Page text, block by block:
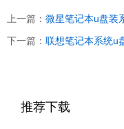
上一篇： 微星笔记本u盘装
下一篇： 联想笔记本系统u盘
推荐下载